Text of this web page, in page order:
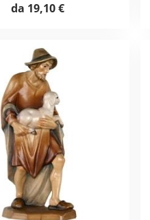
da 19,10 €